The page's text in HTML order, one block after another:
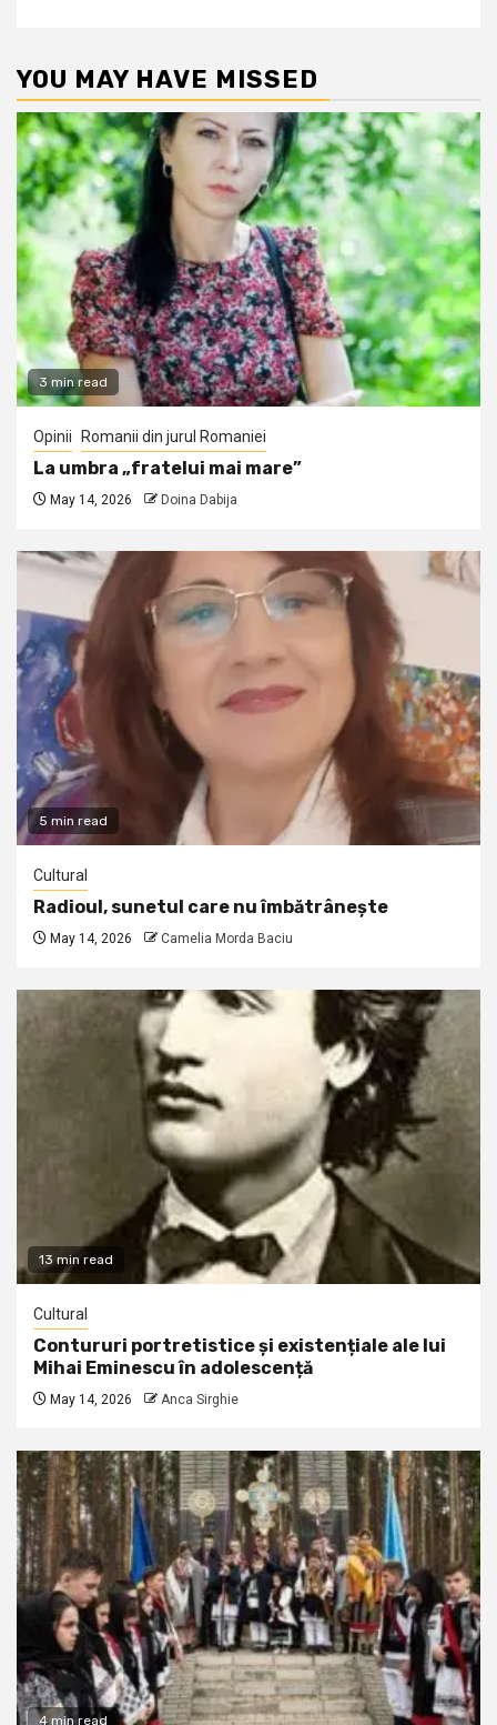
YOU MAY HAVE MISSED
3 min read
Opinii Romanii din jurul Romaniei
La umbra „fratelui mai mare”
May 14, 2026 Doina Dabija
5 min read
Cultural
Radioul, sunetul care nu îmbătrânește
May 14, 2026 Camelia Morda Baciu
13 min read
Cultural
Contururi portretistice și existențiale ale lui
Mihai Eminescu în adolescență
May 14, 2026 Anca Sirghie
4 min read